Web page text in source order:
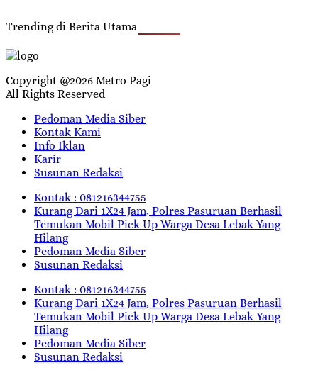
Trending di Berita Utama
Copyright @2026 Metro Pagi
All Rights Reserved
Pedoman Media Siber
Kontak Kami
Info Iklan
Karir
Susunan Redaksi
Kontak : 081216344755
Kurang Dari 1X24 Jam, Polres Pasuruan Berhasil
Temukan Mobil Pick Up Warga Desa Lebak Yang
Hilang
Pedoman Media Siber
Susunan Redaksi
Kontak : 081216344755
Kurang Dari 1X24 Jam, Polres Pasuruan Berhasil
Temukan Mobil Pick Up Warga Desa Lebak Yang
Hilang
Pedoman Media Siber
Susunan Redaksi